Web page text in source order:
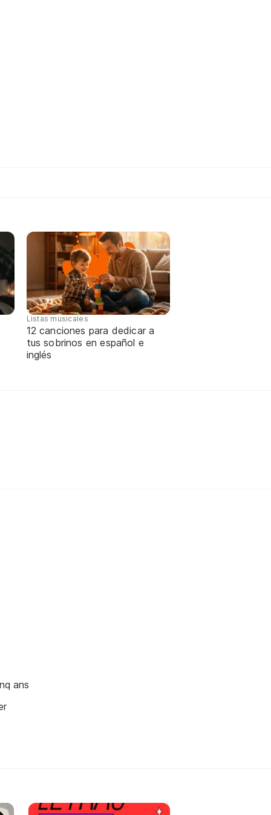
Listas musicales
12 canciones para dedicar a
tus sobrinos en español e
inglés
ans